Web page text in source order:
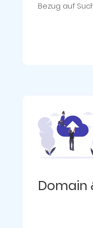
Bezug auf
Domain